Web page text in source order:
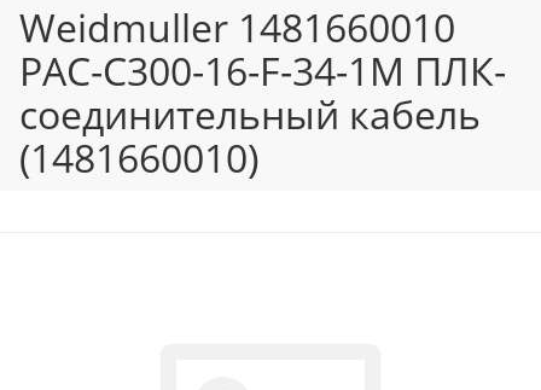
Weidmuller 1481660010
PAC-C300-16-F-34-1M ПЛК-
соединительный кабель
(1481660010)